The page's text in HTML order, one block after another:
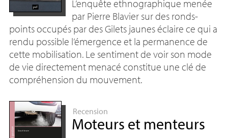
L’enquête ethnographique menée
par Pierre Blavier sur des ronds-
points occupés par des Gilets jaunes éclaire ce qui a
rendu possible l’émergence et la permanence de
cette mobilisation. Le sentiment de voir son mode
de vie directement menacé constitue une clé de
compréhension du mouvement.
Recension
Moteurs et menteurs